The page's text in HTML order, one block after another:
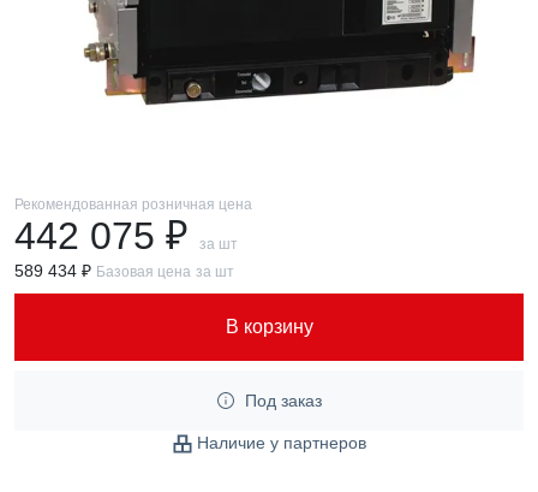
Рекомендованная розничная цена
442 075 ₽ за шт
589 434 ₽ Базовая цена за шт
В корзину
Под заказ
Наличие у партнеров